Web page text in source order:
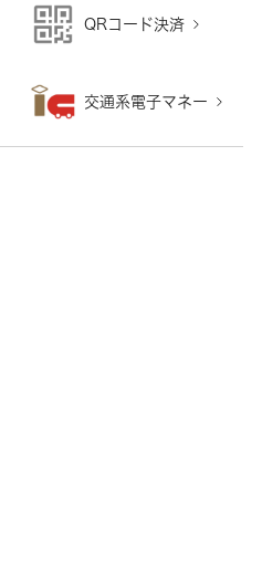
QRコード決済
交通系電子マネー